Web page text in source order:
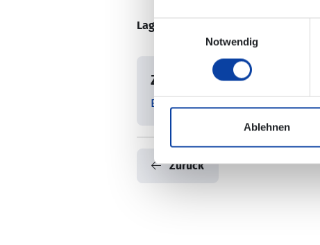
Einwilligungsauswahl
Notwendig
Ablehnen
Lageplan Ersatzhaltestelle:
Zugehörige Dateien
Zurück